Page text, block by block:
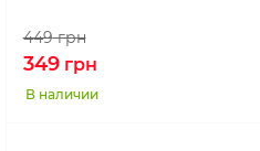
449грн
349грн
В наличии